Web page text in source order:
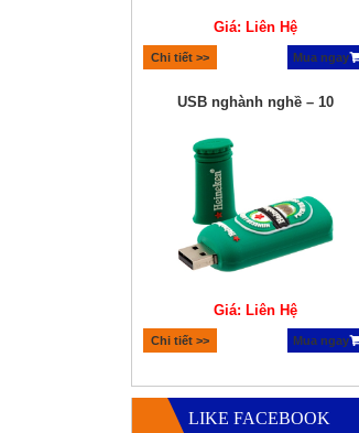
Giá: Liên Hệ
Chi tiết >> Mua ngay
LIKE FACEBOOK